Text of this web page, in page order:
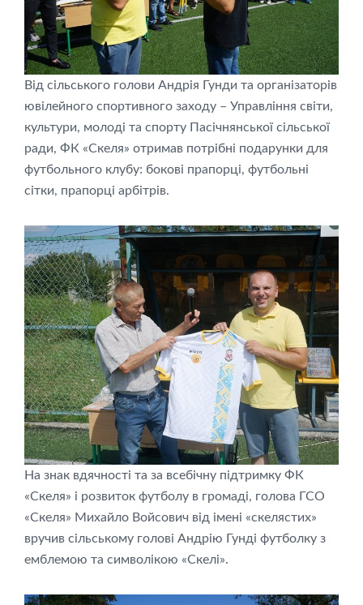
Від сільського голови Андрія Гунди та організаторів
ювілейного спортивного заходу – Управління світи,
культури, молоді та спорту Пасічнянської сільської
ради, ФК «Скеля» отримав потрібні подарунки для
футбольного клубу: бокові прапорці, футбольні
сітки, прапорці арбітрів.
На знак вдячності та за всебічну підтримку ФК
«Скеля» і розвиток футболу в громаді, голова ГСО
«Скеля» Михайло Войсович від імені «скелястих»
вручив сільському голові Андрію Гунді футболку з
емблемою та символікою «Скелі».